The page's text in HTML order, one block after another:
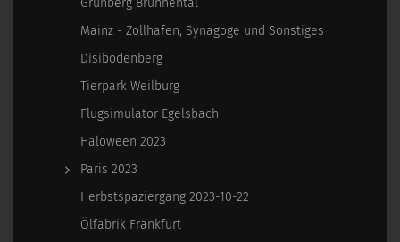
Grünberg Brunnental
Mainz - Zollhafen, Synagoge und Sonstiges
Disibodenberg
Tierpark Weilburg
Flugsimulator Egelsbach
Haloween 2023
Paris 2023
Herbstspaziergang 2023-10-22
Ölfabrik Frankfurt